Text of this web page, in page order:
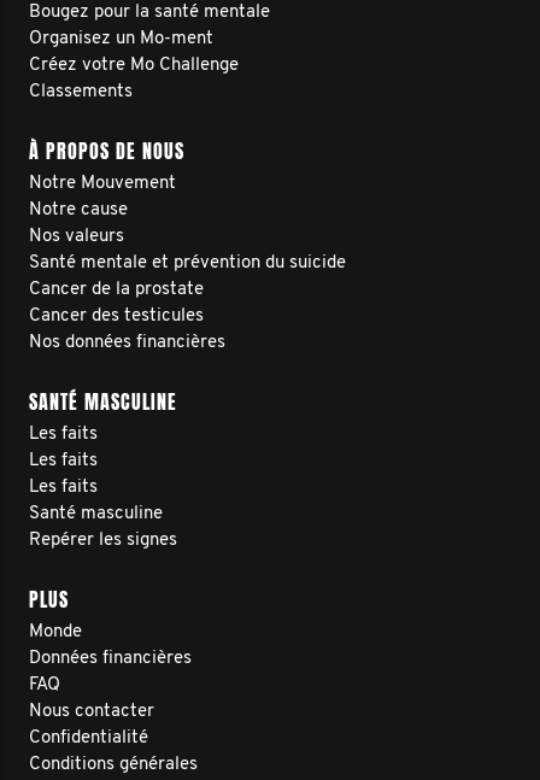
Bougez pour la santé mentale
Organisez un Mo-ment
Créez votre Mo Challenge
Classements
À PROPOS DE NOUS
Notre Mouvement
Notre cause
Nos valeurs
Santé mentale et prévention du suicide
Cancer de la prostate
Cancer des testicules
Nos données financières
SANTÉ MASCULINE
Les faits
Les faits
Les faits
Santé masculine
Repérer les signes
PLUS
Monde
Données financières
FAQ
Nous contacter
Confidentialité
Conditions générales